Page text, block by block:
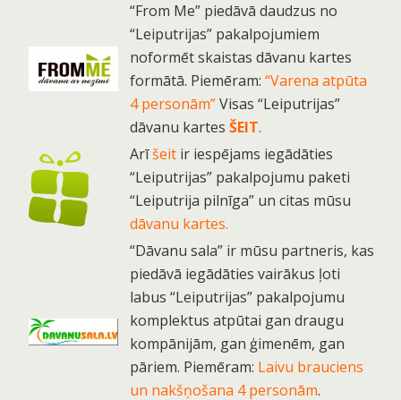
“From Me” piedāvā daudzus no
“Leiputrijas” pakalpojumiem
noformēt skaistas dāvanu kartes
formātā. Piemēram: “Varena atpūta
4 personām”Visas “Leiputrijas”
dāvanu kartes ŠEIT.
Arīšeit ir iespējams iegādāties
“Leiputrijas” pakalpojumu paketi
“Leiputrija pilnīga” un citas mūsu
dāvanu kartes.
“Dāvanu sala” ir mūsu partneris, kas
piedāvā iegādāties vairākus ļoti
labus “Leiputrijas” pakalpojumu
komplektus atpūtai gan draugu
kompānijām, gan ģimenēm, gan
pāriem. Piemēram: Laivu brauciens
un nakšņošana 4 personām.